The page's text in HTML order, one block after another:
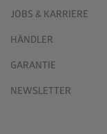
JOBS & KARRIERE
HÄNDLER
GARANTIE
NEWSLETTER